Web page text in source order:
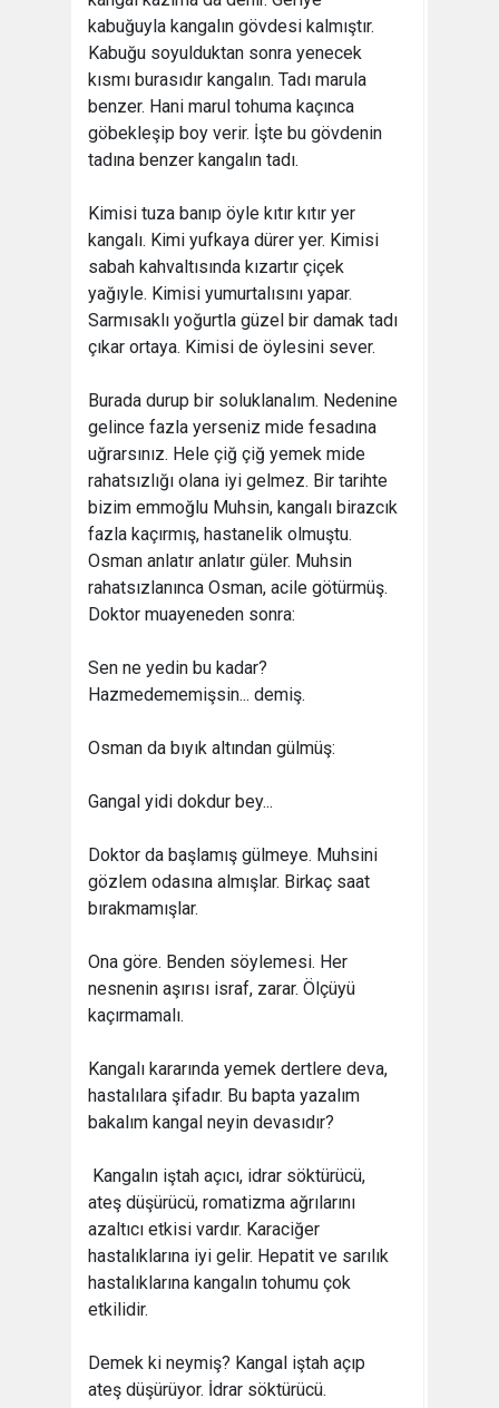
kabuğuyla kangalın gövdesi kalmıştır.
Kabuğu soyulduktan sonra yenecek
kısmı burasıdır kangalın. Tadı marula
benzer. Hani marul tohuma kaçınca
göbekleşip boy verir. İşte bu gövdenin
tadına benzer kangalın tadı.
Kimisi tuza banıp öyle kıtır kıtır yer
kangalı. Kimi yufkaya dürer yer. Kimisi
sabah kahvaltısında kızartır çiçek
yağıyle. Kimisi yumurtalısını yapar.
Sarmısaklı yoğurtla güzel bir damak tadı
çıkar ortaya. Kimisi de öylesini sever.
Burada durup bir soluklanalım. Nedenine
gelince fazla yerseniz mide fesadına
uğrarsınız. Hele çiğ çiğ yemek mide
rahatsızlığı olana iyi gelmez. Bir tarihte
bizim emmoğlu Muhsin, kangalı birazcık
fazla kaçırmış, hastanelik olmuştu.
Osman anlatır anlatır güler. Muhsin
rahatsızlanınca Osman, acile götürmüş.
Doktor muayeneden sonra:
Sen ne yedin bu kadar?
Hazmedememişsin... demiş.
Osman da bıyık altından gülmüş:
Gangal yidi dokdur bey...
Doktor da başlamış gülmeye. Muhsini
gözlem odasına almışlar. Birkaç saat
bırakmamışlar.
Ona göre. Benden söylemesi. Her
nesnenin aşırısı israf, zarar. Ölçüyü
kaçırmamalı.
Kangalı kararında yemek dertlere deva,
hastalılara şifadır. Bu bapta yazalım
bakalım kangal neyin devasıdır?
 Kangalın iştah açıcı, idrar söktürücü,
ateş düşürücü, romatizma ağrılarını
azaltıcı etkisi vardır. Karaciğer
hastalıklarına iyi gelir. Hepatit ve sarılık
hastalıklarına kangalın tohumu çok
etkilidir.
Demek ki neymiş? Kangal iştah açıp
ateş düşürüyor. İdrar söktürücü.